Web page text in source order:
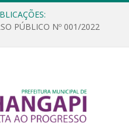
PÚBLICO Nº 001/2022